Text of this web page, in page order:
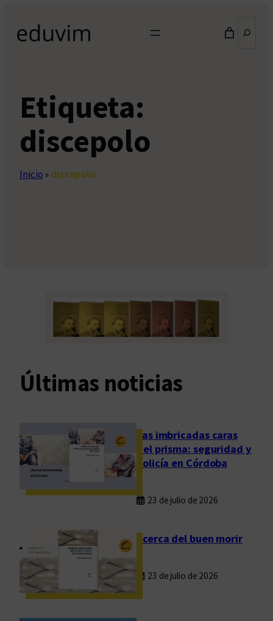
contenido
Etiqueta:
discepolo
Inicio»discepolo
Últimas noticias
Las imbricadas caras
del prisma: seguridad y
policía en Córdoba
23 de julio de 2026
Acerca del buen morir
23 de julio de 2026